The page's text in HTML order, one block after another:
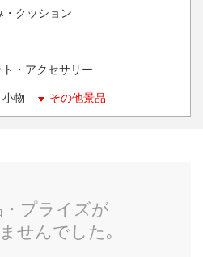
・クッション
・アクセサリー
物 その他景品